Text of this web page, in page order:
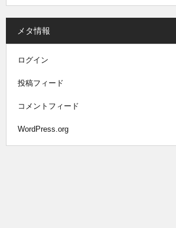
メタ情報
ログイン
投稿フィード
コメントフィード
WordPress.org